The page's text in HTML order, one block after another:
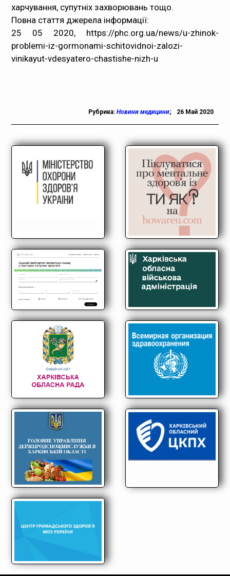
харчування, супутніх захворювань тощо.
Повна стаття джерела інформації:
25 05 2020, https://phc.org.ua/news/u-zhinok-
problemi-iz-gormonami-schitovidnoi-zalozi-
vinikayut-vdesyatero-chastishe-nizh-u
Рубрика: Новини медицини; 26 Май 2020